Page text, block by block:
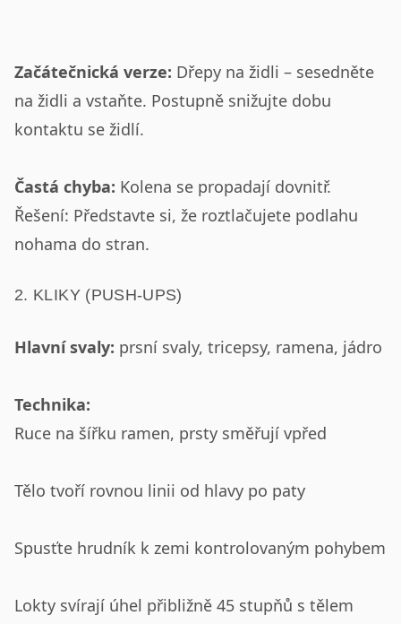
Začátečnická verze: Dřepy na židli – sesedněte
na židli a vstaňte. Postupně snižujte dobu
kontaktu se židlí.
Častá chyba: Kolena se propadají dovnitř.
Řešení: Představte si, že roztlačujete podlahu
nohama do stran.
2. KLIKY (PUSH-UPS)
Hlavní svaly: prsní svaly, tricepsy, ramena, jádro
Technika:
Ruce na šířku ramen, prsty směřují vpřed
Tělo tvoří rovnou linii od hlavy po paty
Spusťte hrudník k zemi kontrolovaným pohybem
Lokty svírají úhel přibližně 45 stupňů s tělem